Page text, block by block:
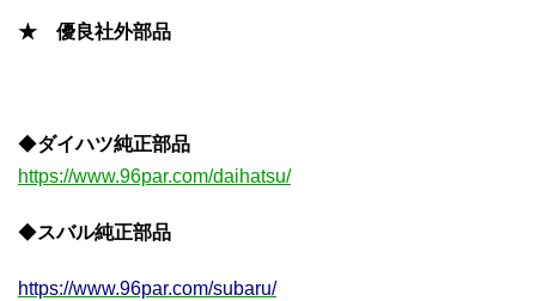
★ 優良社外部品
◆ダイハツ純正部品
https://www.96par.com/daihatsu/
◆スバル純正部品
https://www.96par.com/subaru/